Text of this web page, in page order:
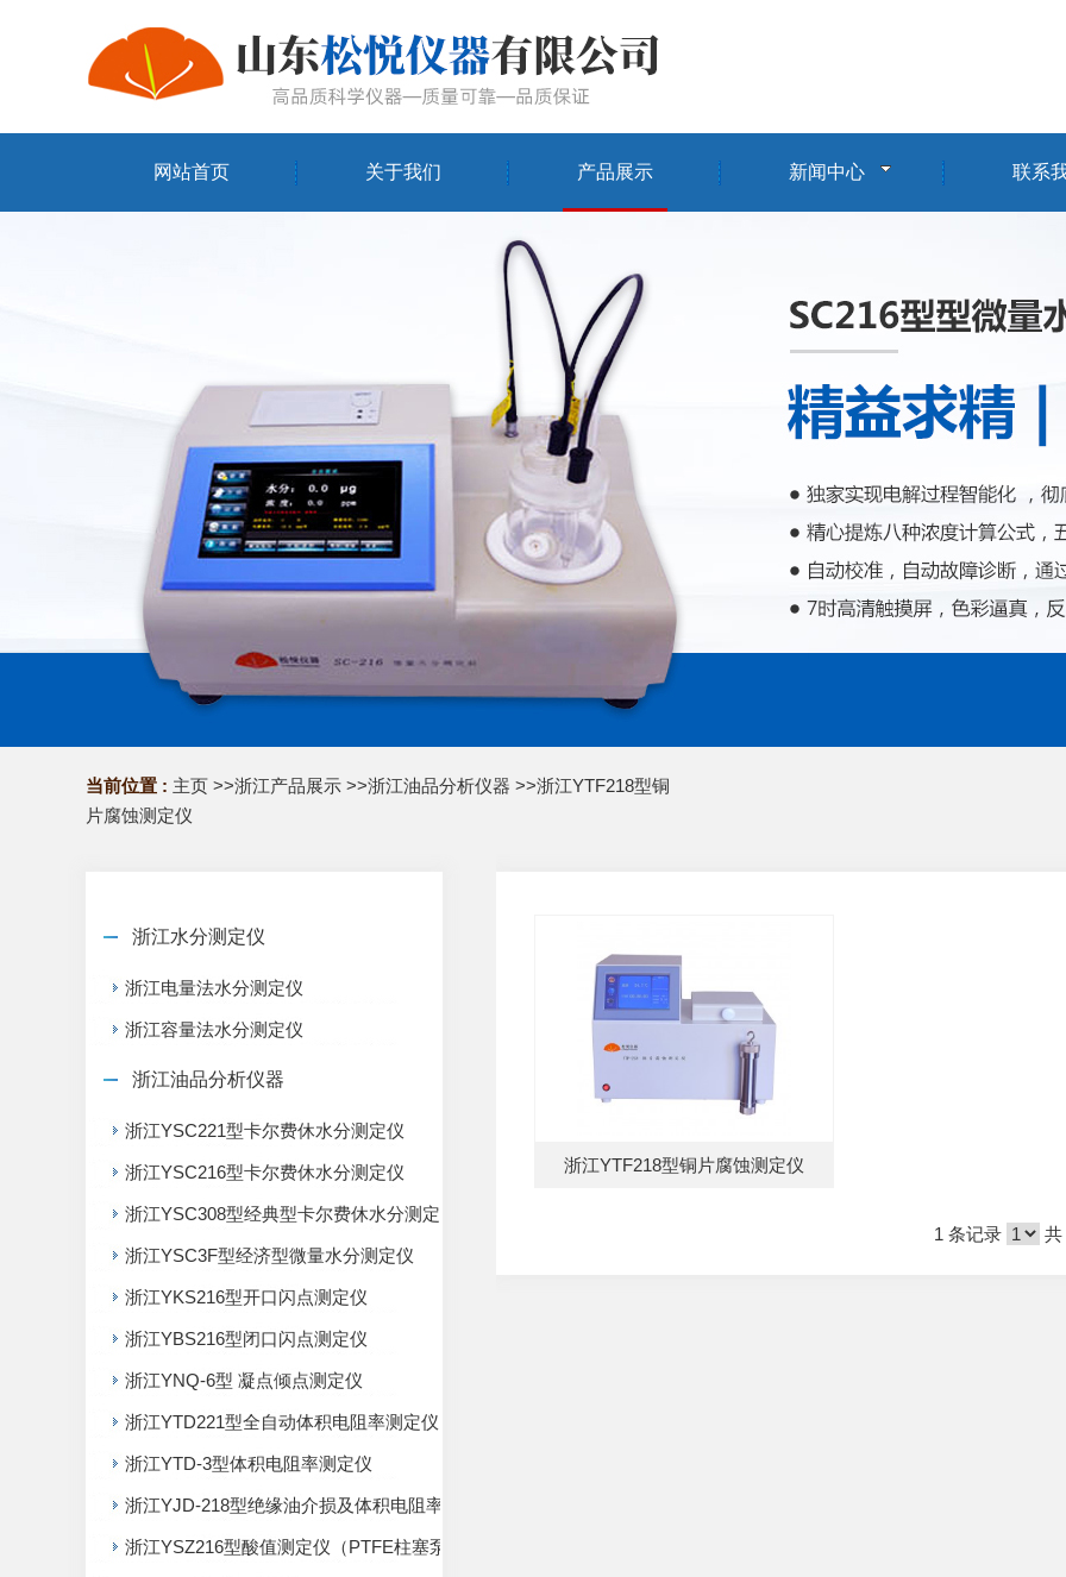
网站首页 关于我们 产品展示 新闻中心 联系
当前位置 : 主页 >>浙江产品展示 >>浙江油品分析仪器 >>浙江YTF218型铜
片腐蚀测定仪
浙江水分测定仪
浙江电量法水分测定仪
浙江容量法水分测定仪
浙江油品分析仪器
浙江YSC221型卡尔费休水分测定仪
浙江YSC216型卡尔费休水分测定仪
浙江YSC308型经典型卡尔费休水分测定仪
浙江YSC3F型经济型微量水分测定仪
浙江YKS216型开口闪点测定仪
浙江YBS216型闭口闪点测定仪
浙江YNQ-6型 凝点倾点测定仪
浙江YTD221型全自动体积电阻率测定仪
浙江YTD-3型体积电阻率测定仪
浙江YJD-218型绝缘油介损及体积电阻率测定仪
浙江YSZ216型酸值测定仪（PTFE柱塞泵）
浙江YTF218型铜片腐蚀测定仪
1 条记录 共